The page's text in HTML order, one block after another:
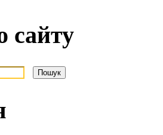
сайту